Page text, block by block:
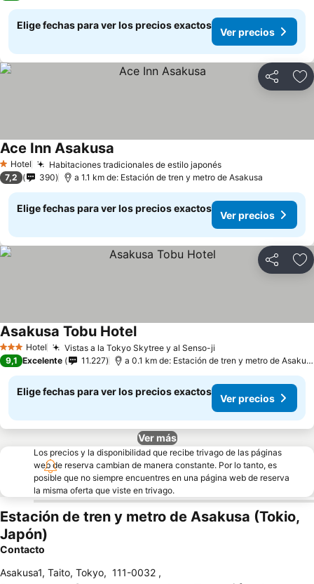
Elige fechas para ver los precios exactos
Ver precios
Compartir
1 Estrellas
Hotel Habitaciones tradicionales de estilo japonés
Ace Inn Asakusa
7,2 390 a 1.1 km de: Estación de tren y metro de Asakusa
Elige fechas para ver los precios exactos
Ver precios
Compartir
3 Estrellas
Hotel Vistas a la Tokyo Skytree y al Senso-ji
Asakusa Tobu Hotel
9,1 Excelente 11.227 a 0.1 km de: Estación de tren y metro de Asakusa
Elige fechas para ver los precios exactos
Ver precios
Ver más
Los precios y la disponibilidad que recibe trivago de las páginas
web de reserva cambian de manera constante. Por lo tanto, es
posible que no siempre encuentres en una página web de reserva
la misma oferta que viste en trivago.
Estación de tren y metro de Asakusa (Tokio,
Japón)
Contacto
Asakusa1, Taito, Tokyo, 111-0032 ,